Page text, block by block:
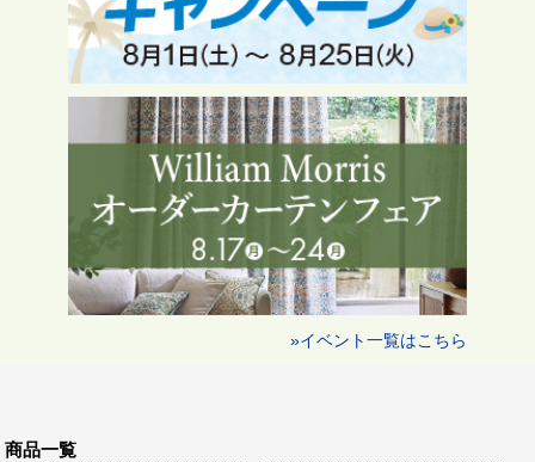
»イベント一覧はこちら
商品一覧